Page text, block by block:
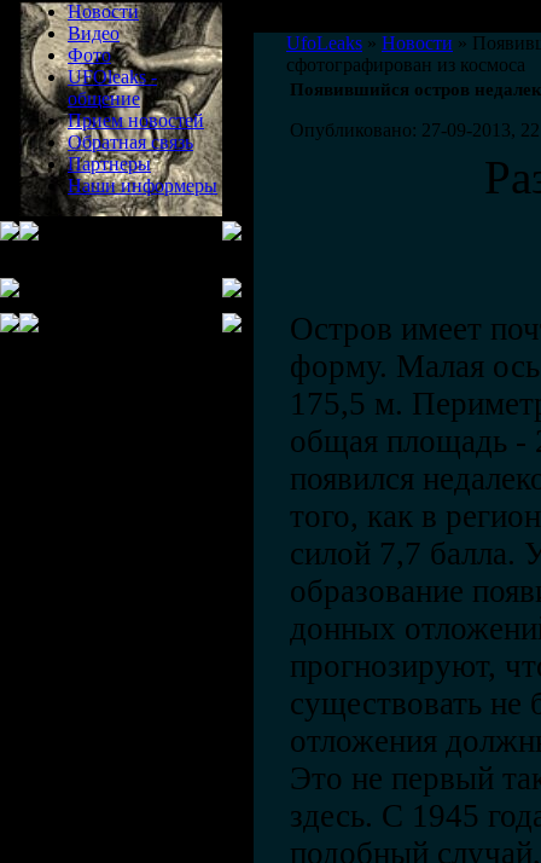
Новости
Видео
Фото
UFOleaks -
общение
Прием новостей
Обратная связь
Партнеры
Наши информеры
UfoLeaks » Новости »
сфотографирован из космоса
Появившийся остров
Опубликовано: 27-09-2013,
Остров имеет
форму. Малая
175,5 м.
общая площадь -
появился
того, как в
силой 7,7 балла.
образование
донных
прогнозируют,
существовать не
отложения
Это не первый
здесь. С 1945
подобный